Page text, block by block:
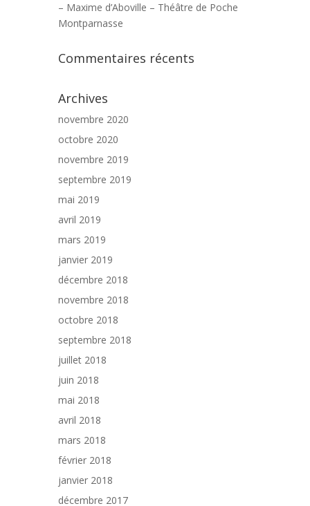
– Maxime d’Aboville – Théâtre de Poche
Montparnasse
Commentaires récents
Archives
novembre 2020
octobre 2020
novembre 2019
septembre 2019
mai 2019
avril 2019
mars 2019
janvier 2019
décembre 2018
novembre 2018
octobre 2018
septembre 2018
juillet 2018
juin 2018
mai 2018
avril 2018
mars 2018
février 2018
janvier 2018
décembre 2017